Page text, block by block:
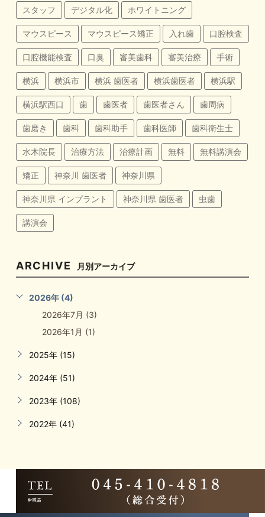
スタッフ デジタル化 ホワイトニング
マウスピース マウスピース矯正 入れ歯 口腔検査
口腔機能検査 口臭 審美歯科 審美治療 手術
横浜 横浜市 横浜 歯医者 横浜歯医者 横浜駅
横浜駅西口 歯 歯医者 歯医者さん 歯周病
歯磨き 歯科 歯科助手 歯科医師 歯科衛生士
水木院長 治療方法 治療計画 無料 無料講演会
矯正 神奈川 歯医者 神奈川県
神奈川県 インプラント 神奈川県 歯医者 虫歯
講演会
ARCHIVE 月別アーカイブ
2026年 (4)
2026年7月 (3)
2026年1月 (1)
2025年 (15)
2024年 (51)
2023年 (108)
2022年 (41)